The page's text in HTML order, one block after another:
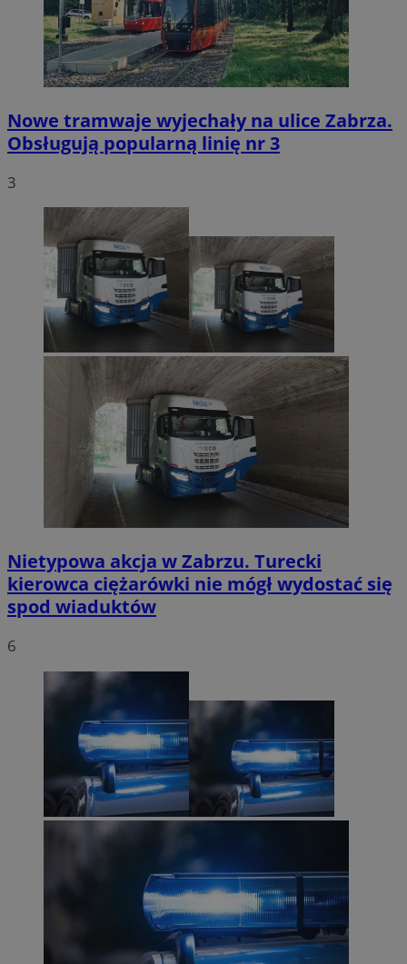
Nowe tramwaje wyjechały na ulice Zabrza.
Obsługują popularną linię nr 3
3
Nietypowa akcja w Zabrzu. Turecki
kierowca ciężarówki nie mógł wydostać się
spod wiaduktów
6